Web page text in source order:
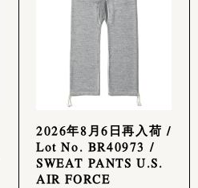
2026年8月6日再入荷 /
Lot No. BR40973 /
SWEAT PANTS U.S.
AIR FORCE